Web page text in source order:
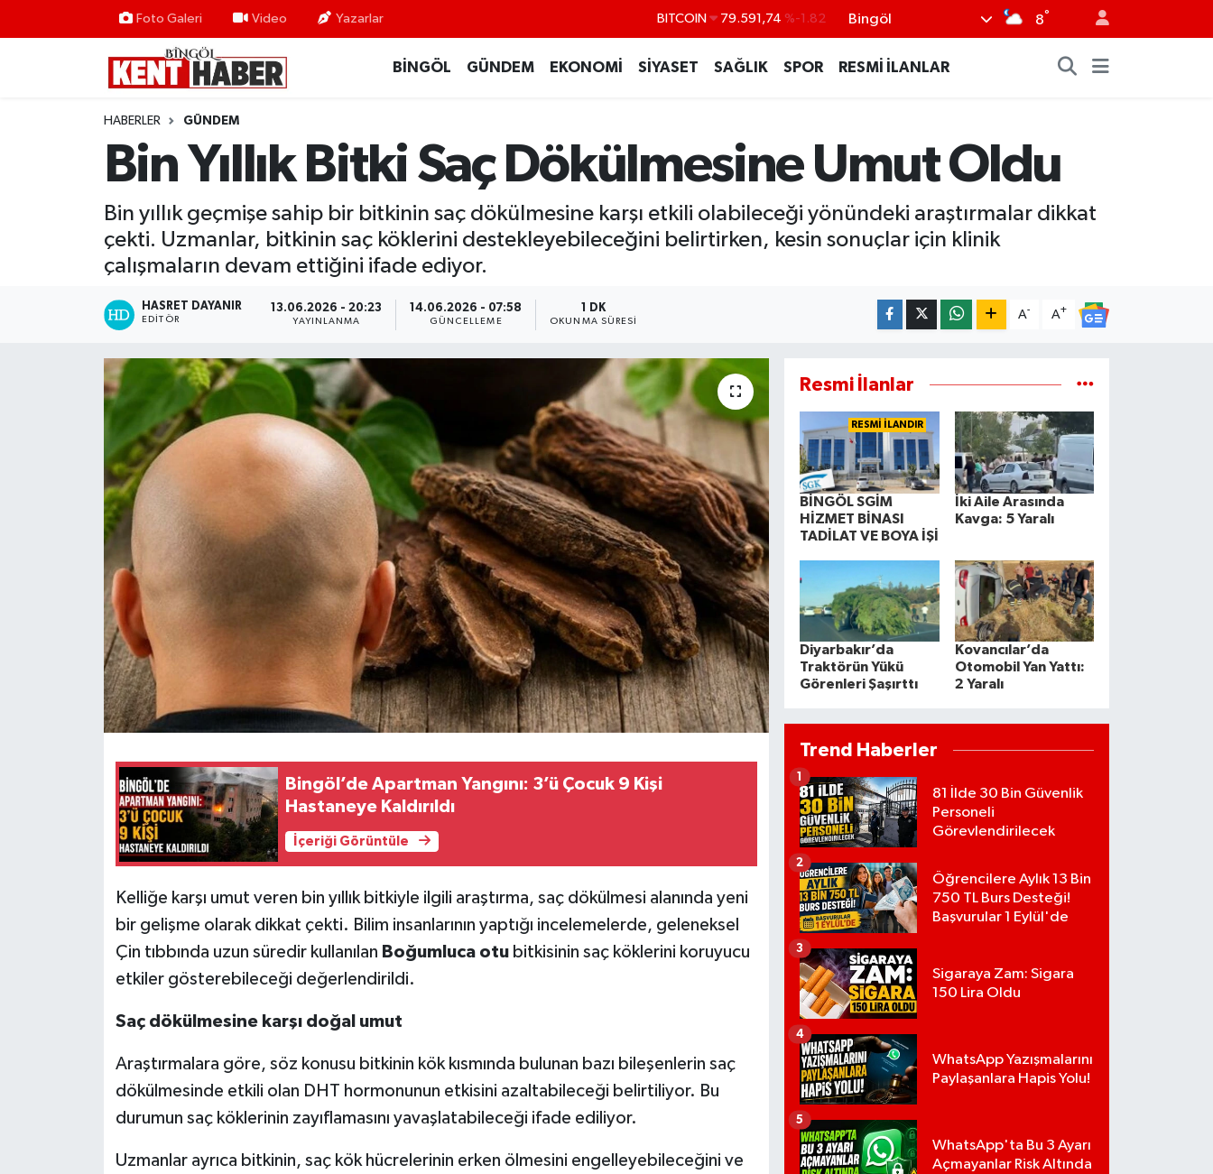
Foto Galeri Video Yazarlar DOLAR 45,43620 %0.02
BİST100 14.598,00 %0
BITCOIN 79.591,74 %-1.82
Bingöl 8°
BİNGÖL GÜNDEM EKONOMİ SİYASET SAĞLIK SPOR RESMİ İLANLAR
HABERLER GÜNDEM
Bin Yıllık Bitki Saç Dökülmesine Umut Oldu
Bin yıllık geçmişe sahip bir bitkinin saç dökülmesine karşı etkili olabileceği yönündeki araştırmalar dikkat
çekti. Uzmanlar, bitkinin saç köklerini destekleyebileceğini belirtirken, kesin sonuçlar için klinik
çalışmaların devam ettiğini ifade ediyor.
HASRET DAYANIR
EDITÖR
13.06.2026 - 20:23
YAYINLANMA
14.06.2026 - 07:58
GÜNCELLEME
1 DK
OKUNMA SÜRESI
A- A+
Bingöl’de Apartman Yangını: 3’ü Çocuk 9 Kişi
Hastaneye Kaldırıldı
İçeriği Görüntüle
Kelliğe karşı umut veren bin yıllık bitkiyle ilgili araştırma, saç dökülmesi alanında yeni
bir gelişme olarak dikkat çekti. Bilim insanlarının yaptığı incelemelerde, geleneksel
Çin tıbbında uzun süredir kullanılan Boğumluca otu bitkisinin saç köklerini koruyucu
etkiler gösterebileceği değerlendirildi.
Saç dökülmesine karşı doğal umut
Araştırmalara göre, söz konusu bitkinin kök kısmında bulunan bazı bileşenlerin saç
dökülmesinde etkili olan DHT hormonunun etkisini azaltabileceği belirtiliyor. Bu
durumun saç köklerinin zayıflamasını yavaşlatabileceği ifade ediliyor.
Uzmanlar ayrıca bitkinin, saç kök hücrelerinin erken ölmesini engelleyebileceğini ve
Resmi İlanlar
RESMİ İLANDIR
BİNGÖL SGİM
HİZMET BİNASI
TADİLAT VE BOYA İŞİ
İki Aile Arasında
Kavga: 5 Yaralı
Diyarbakır’da
Traktörün Yükü
Görenleri Şaşırttı
Kovancılar’da
Otomobil Yan Yattı:
2 Yaralı
Trend Haberler
81 İlde 30 Bin Güvenlik
Personeli
Görevlendirilecek
1
Öğrencilere Aylık 13 Bin
750 TL Burs Desteği!
Başvurular 1 Eylül'de
2
Sigaraya Zam: Sigara
150 Lira Oldu
3
WhatsApp Yazışmalarını
Paylaşanlara Hapis Yolu!
4
WhatsApp'ta Bu 3 Ayarı
Açmayanlar Risk Altında
5
BİLİM-TEKNOLOJİ
EKONOMİ
KARLIOVA
MERKEZ
RESMİ İLANLAR
SİYASET
SOLHAN
YAYLADERE
Bingöl Nöbetçi Eczaneler
Bingöl Hava Durumu
Bingöl Namaz Vakitleri
Bingöl Trafik Yoğunluk Haritası
Süper Lig Puan Durumu ve Fikstür
Tüm Manşetler
Haber Arşivi